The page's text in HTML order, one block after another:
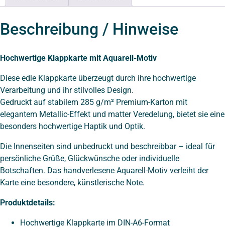
Beschreibung / Hinweise
Hochwertige Klappkarte mit Aquarell-Motiv
Diese edle Klappkarte überzeugt durch ihre hochwertige
Verarbeitung und ihr stilvolles Design.
Gedruckt auf stabilem 285 g/m² Premium-Karton mit
elegantem Metallic-Effekt und matter Veredelung, bietet sie eine
besonders hochwertige Haptik und Optik.
Die Innenseiten sind unbedruckt und beschreibbar – ideal für
persönliche Grüße, Glückwünsche oder individuelle
Botschaften. Das handverlesene Aquarell-Motiv verleiht der
Karte eine besondere, künstlerische Note.
Produktdetails:
Hochwertige Klappkarte im DIN-A6-Format